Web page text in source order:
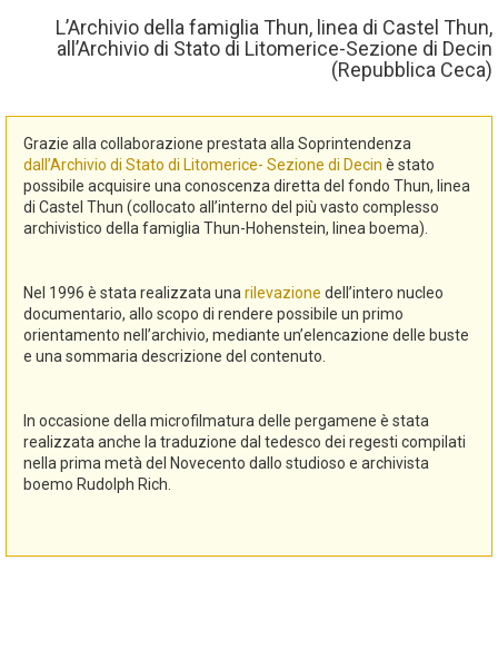
L’Archivio della famiglia Thun, linea di Castel Thun,
all’Archivio di Stato di Litomerice-Sezione di Decin
(Repubblica Ceca)
Grazie alla collaborazione prestata alla Soprintendenza
dall’Archivio di Stato di Litomerice- Sezione di Decin è stato
possibile acquisire una conoscenza diretta del fondo Thun, linea
di Castel Thun (collocato all’interno del più vasto complesso
archivistico della famiglia Thun-Hohenstein, linea boema).
Nel 1996 è stata realizzata una rilevazione dell’intero nucleo
documentario, allo scopo di rendere possibile un primo
orientamento nell’archivio, mediante un’elencazione delle buste
e una sommaria descrizione del contenuto.
In occasione della microfilmatura delle pergamene è stata
realizzata anche la traduzione dal tedesco dei regesti compilati
nella prima metà del Novecento dallo studioso e archivista
boemo Rudolph Rich.